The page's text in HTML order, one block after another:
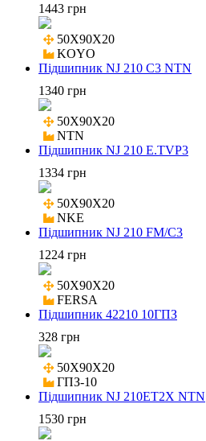
1443 грн
50X90X20
KOYO
Підшипник NJ 210 C3 NTN
1340 грн
50X90X20
NTN
Підшипник NJ 210 E.TVP3
1334 грн
50X90X20
NKE
Підшипник NJ 210 FM/C3
1224 грн
50X90X20
FERSA
Підшипник 42210 10ГПЗ
328 грн
50X90X20
ГПЗ-10
Підшипник NJ 210ET2X NTN
1530 грн